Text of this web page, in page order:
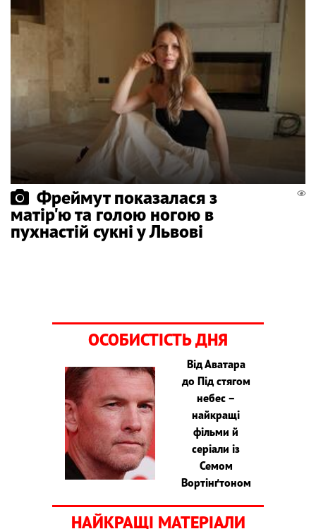
Фреймут показалася з
матір'ю та голою ногою в
пухнастій сукні у Львові
ОСОБИСТІСТЬ ДНЯ
Від Аватара
до Під стягом
небес –
найкращі
фільми й
серіали із
Семом
Вортінґтоном
НАЙКРАЩІ МАТЕРІАЛИ